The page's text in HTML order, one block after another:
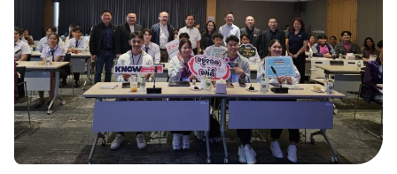
หมายเดียวกันในการสร้างโอกาสให้กับเด็กและเยาวชนไทย
ตลอดระยะเวลาการดำเนินงาน มูลนิธิเอสซีจี ยึดมั่นในการสร้าง
โอกาสทางการศึกษา พัฒนาทักษะที่จำเป็นสำหรับโลกอนาคต และ
ส่งเสริมศักยภาพของเด็กและเยาวชนให้สามารถเติบโตเป็นทั้ง
“คนเก่งและคนดี” พร้อมก้าวสู่การเป็นกำลังสำคัญในการพัฒนา
สังคมไทยอย่างยั่งยืน